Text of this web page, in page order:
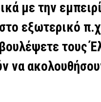
με την
εξωτερικό
τους
να